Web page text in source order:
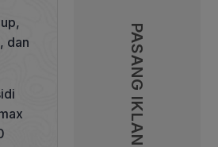
PASANG IKLAN
dan